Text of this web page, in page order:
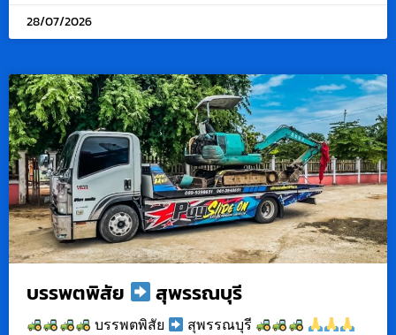
28/07/2026
บรรพตพิสัย สุพรรณบุรี
บรรพตพิสัย สุพรรณบุรี